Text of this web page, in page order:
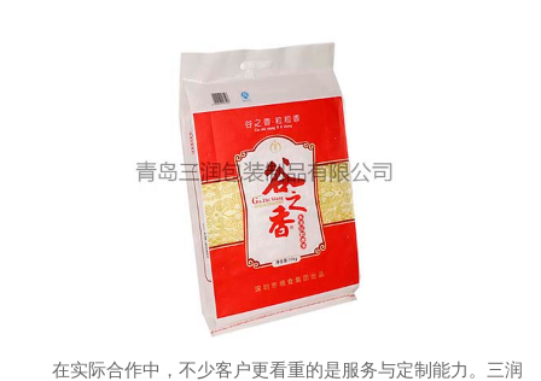
在实际合作中，不少客户更看重的是服务与定制能力。三润